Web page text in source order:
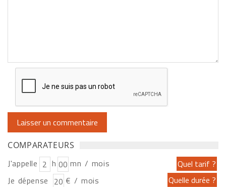
COMPARATEURS
J'appelle h
mn / mois
Je dépense
€ / mois